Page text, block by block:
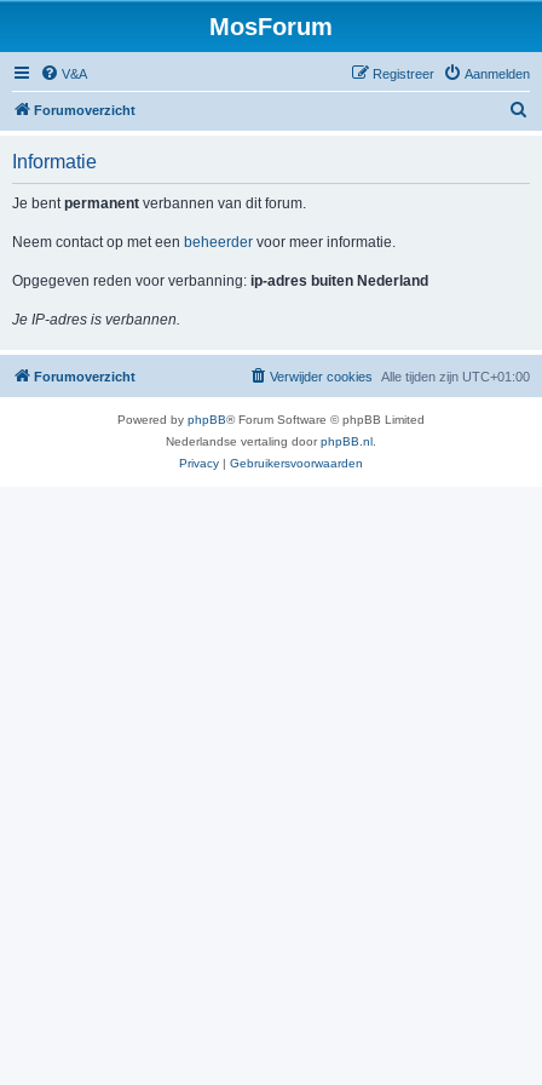
MosForum
V&A Aanmelden
Registreer
Forumoverzicht
Informatie
Je bentpermanent verbannen van dit forum.
Neem contact op met een beheerder voor meer informatie.
Opgegeven reden voor verbanning: ip-adres buiten Nederland
Je IP-adres is verbannen.
Forumoverzicht Alle tijden zijn UTC+01:00
Verwijder cookies
Powered by phpBB® Forum Software © phpBB Limited
Nederlandse vertaling doorphpBB.nl
Privacy | Gebruikersvoorwaarden